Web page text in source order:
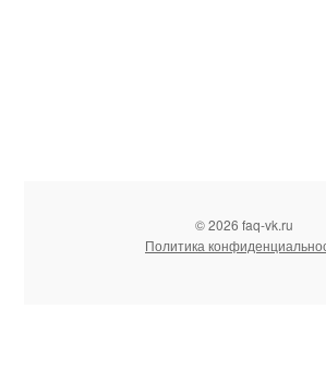
© 2026 faq-vk.ru
Политика